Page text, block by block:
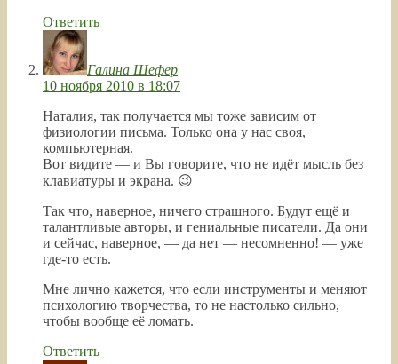
Ответить
Галина Шефер
10 ноября 2010 в 18:07
Наталия, так получается мы тоже зависим от
физиологии письма. Только она у нас своя,
компьютерная.
Вот видите — и Вы говорите, что не идёт мысль без
клавиатуры и экрана. 😉
Так что, наверное, ничего страшного. Будут ещё и
талантливые авторы, и гениальные писатели. Да они
и сейчас, наверное, — да нет — несомненно! — уже
где-то есть.
Мне лично кажется, что если инструменты и меняют
психологию творчества, то не настолько сильно,
чтобы вообще её ломать.
Ответить